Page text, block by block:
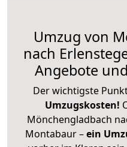
Umzug von
nach
Angebote
Der wichtigste
Umzugskosten!
Mönchengladbach
Montabaur –ein